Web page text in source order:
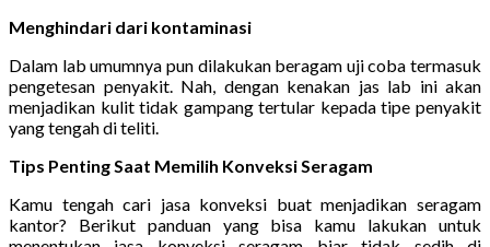
Menghindari dari kontaminasi
Dalam lab umumnya pun dilakukan beragam uji coba termasuk
pengetesan penyakit. Nah, dengan kenakan jas lab ini akan
menjadikan kulit tidak gampang tertular kepada tipe penyakit
yang tengah di teliti.
Tips Penting Saat Memilih Konveksi Seragam
Kamu tengah cari jasa konveksi buat menjadikan seragam
kantor? Berikut panduan yang bisa kamu lakukan untuk